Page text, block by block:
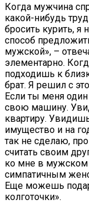
Когда мужчина
какой-нибудь
бросить курить, я
способ
мужской», –
элементарно.
подходишь к
брат. Я решил с
Если ты меня
свою машину.
квартиру.
имущество и на
так не сделаю,
считать своим
ко мне в мужском
симпатичным
Еще можешь
колготочки».